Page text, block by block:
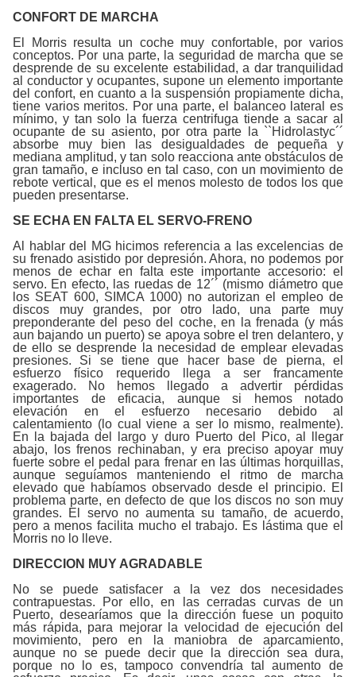
CONFORT DE MARCHA
El Morris resulta un coche muy confortable, por varios
conceptos. Por una parte, la seguridad de marcha que se
desprende de su excelente estabilidad, a dar tranquilidad
al conductor y ocupantes, supone un elemento importante
del confort, en cuanto a la suspensión propiamente dicha,
tiene varios meritos. Por una parte, el balanceo lateral es
mínimo, y tan solo la fuerza centrifuga tiende a sacar al
ocupante de su asiento, por otra parte la ``Hidrolastyc´´
absorbe muy bien las desigualdades de pequeña y
mediana amplitud, y tan solo reacciona ante obstáculos de
gran tamaño, e incluso en tal caso, con un movimiento de
rebote vertical, que es el menos molesto de todos los que
pueden presentarse.
SE ECHA EN FALTA EL SERVO-FRENO
Al hablar del MG hicimos referencia a las excelencias de
su frenado asistido por depresión. Ahora, no podemos por
menos de echar en falta este importante accesorio: el
servo. En efecto, las ruedas de 12´´ (mismo diámetro que
los SEAT 600, SIMCA 1000) no autorizan el empleo de
discos muy grandes, por otro lado, una parte muy
preponderante del peso del coche, en la frenada (y más
aun bajando un puerto) se apoya sobre el tren delantero, y
de ello se desprende la necesidad de emplear elevadas
presiones. Si se tiene que hacer base de pierna, el
esfuerzo físico requerido llega a ser francamente
exagerado. No hemos llegado a advertir pérdidas
importantes de eficacia, aunque si hemos notado
elevación en el esfuerzo necesario debido al
calentamiento (lo cual viene a ser lo mismo, realmente).
En la bajada del largo y duro Puerto del Pico, al llegar
abajo, los frenos rechinaban, y era preciso apoyar muy
fuerte sobre el pedal para frenar en las últimas horquillas,
aunque seguíamos manteniendo el ritmo de marcha
elevado que habíamos observado desde el principio. El
problema parte, en defecto de que los discos no son muy
grandes. El servo no aumenta su tamaño, de acuerdo,
pero a menos facilita mucho el trabajo. Es lástima que el
Morris no lo lleve.
DIRECCION MUY AGRADABLE
No se puede satisfacer a la vez dos necesidades
contrapuestas. Por ello, en las cerradas curvas de un
Puerto, desearíamos que la dirección fuese un poquito
más rápida, para mejorar la velocidad de ejecución del
movimiento, pero en la maniobra de aparcamiento,
aunque no se puede decir que la dirección sea dura,
porque no lo es, tampoco convendría tal aumento de